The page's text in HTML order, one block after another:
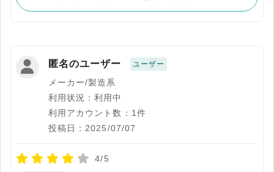
匿名のユーザー ユーザー
メーカー/製造系
利用状況：利用中
利用アカウント数：1件
投稿日：2025/07/07
4/5